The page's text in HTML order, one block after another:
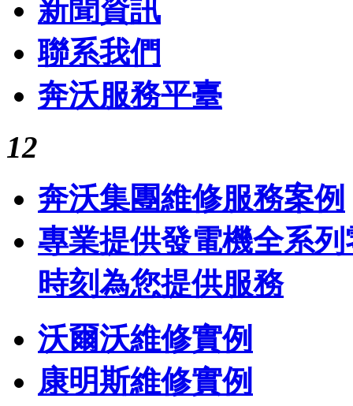
新聞資訊
聯系我們
奔沃服務平臺
12
奔沃集團維修服務案例
專業提供發電機全系
時刻為您提供服務
沃爾沃維修實例
康明斯維修實例